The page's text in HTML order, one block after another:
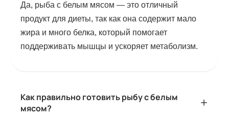
Да, рыба с белым мясом — это отличный
продукт для диеты, так как она содержит мало
жира и много белка, который помогает
поддерживать мышцы и ускоряет метаболизм.
Как правильно готовить рыбу с белым
мясом?